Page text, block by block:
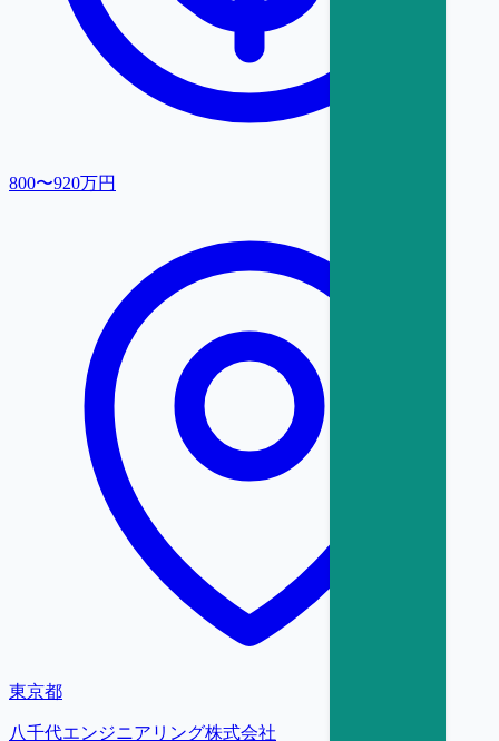
800〜920万円
東京都
八千代エンジニアリング株式会社